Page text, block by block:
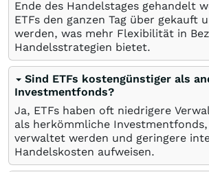
Ende des Handelstages gehandelt
ETFs den ganzen Tag über gekauft
werden, was mehr Flexibilität in
Handelsstrategien bietet.
Sind ETFs kostengünstiger als
Investmentfonds?
Ja, ETFs haben oft niedrigere
als herkömmliche Investmentfonds,
verwaltet werden und geringere
Handelskosten aufweisen.